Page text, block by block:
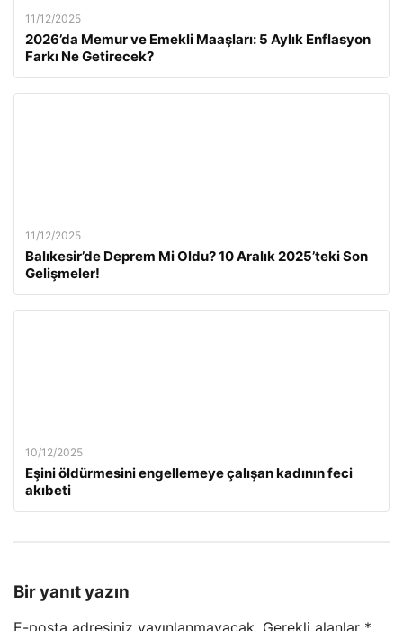
11/12/2025
2026’da Memur ve Emekli Maaşları: 5 Aylık Enflasyon
Farkı Ne Getirecek?
11/12/2025
Balıkesir’de Deprem Mi Oldu? 10 Aralık 2025’teki Son
Gelişmeler!
10/12/2025
Eşini öldürmesini engellemeye çalışan kadının feci
akıbeti
Bir yanıt yazın